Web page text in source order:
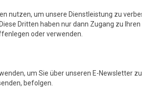
nutzen, um unsere Dienstleistung zu
Dritten haben nur dann Zugang zu
oder verwenden.
um Sie über unseren E-Newsletter
befolgen.